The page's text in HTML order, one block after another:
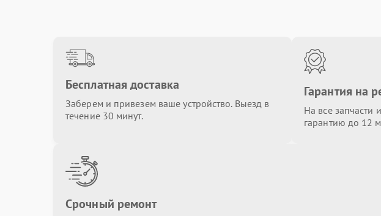
Бесплатная доставка
Заберем и привезем ваше устройство. Выезд в
течение 30 минут.
Гарантия на
На все запчасти
гарантию до 12
Срочный ремонт